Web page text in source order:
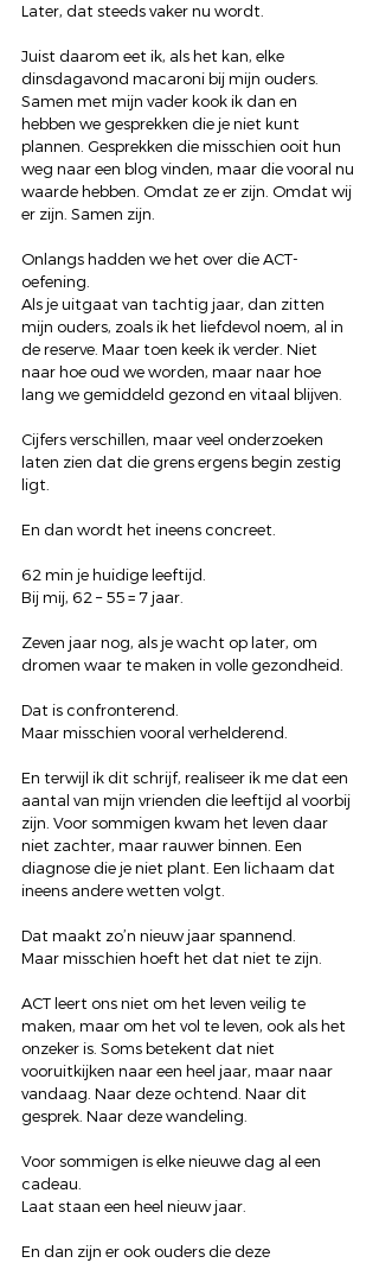
Later, dat steeds vaker nu wordt.
Juist daarom eet ik, als het kan, elke
dinsdagavond macaroni bij mijn ouders.
Samen met mijn vader kook ik dan en
hebben we gesprekken die je niet kunt
plannen. Gesprekken die misschien ooit hun
weg naar een blog vinden, maar die vooral nu
waarde hebben. Omdat ze er zijn. Omdat wij
er zijn. Samen zijn.
Onlangs hadden we het over die ACT-
oefening.
Als je uitgaat van tachtig jaar, dan zitten
mijn ouders, zoals ik het liefdevol noem, al in
de reserve. Maar toen keek ik verder. Niet
naar hoe oud we worden, maar naar hoe
lang we gemiddeld gezond en vitaal blijven.
Cijfers verschillen, maar veel onderzoeken
laten zien dat die grens ergens begin zestig
ligt.
En dan wordt het ineens concreet.
62 min je huidige leeftijd.
Bij mij, 62 – 55 = 7 jaar.
Zeven jaar nog, als je wacht op later, om
dromen waar te maken in volle gezondheid.
Dat is confronterend.
Maar misschien vooral verhelderend.
En terwijl ik dit schrijf, realiseer ik me dat een
aantal van mijn vrienden die leeftijd al voorbij
zijn. Voor sommigen kwam het leven daar
niet zachter, maar rauwer binnen. Een
diagnose die je niet plant. Een lichaam dat
ineens andere wetten volgt.
Dat maakt zo’n nieuw jaar spannend.
Maar misschien hoeft het dat niet te zijn.
ACT leert ons niet om het leven veilig te
maken, maar om het vol te leven, ook als het
onzeker is. Soms betekent dat niet
vooruitkijken naar een heel jaar, maar naar
vandaag. Naar deze ochtend. Naar dit
gesprek. Naar deze wandeling.
Voor sommigen is elke nieuwe dag al een
cadeau.
Laat staan een heel nieuw jaar.
En dan zijn er ook ouders die deze